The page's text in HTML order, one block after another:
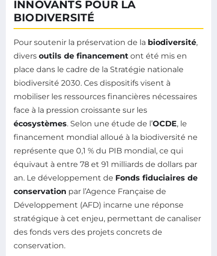
INNOVANTS POUR LA
BIODIVERSITÉ
Pour soutenir la préservation de la biodiversité,
divers outils de financement ont été mis en
place dans le cadre de la Stratégie nationale
biodiversité 2030. Ces dispositifs visent à
mobiliser les ressources financières nécessaires
face à la pression croissante sur les
écosystèmes. Selon une étude de l’OCDE, le
financement mondial alloué à la biodiversité ne
représente que 0,1 % du PIB mondial, ce qui
équivaut à entre 78 et 91 milliards de dollars par
an. Le développement de Fonds fiduciaires de
conservation par l’Agence Française de
Développement (AFD) incarne une réponse
stratégique à cet enjeu, permettant de canaliser
des fonds vers des projets concrets de
conservation.